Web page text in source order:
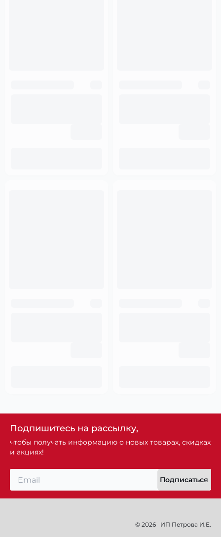
Подпишитесь на рассылку,
чтобы получать информацию о новых товарах, скидках
и акциях!
Подписаться
© 2026 ИП Петрова И.Е.